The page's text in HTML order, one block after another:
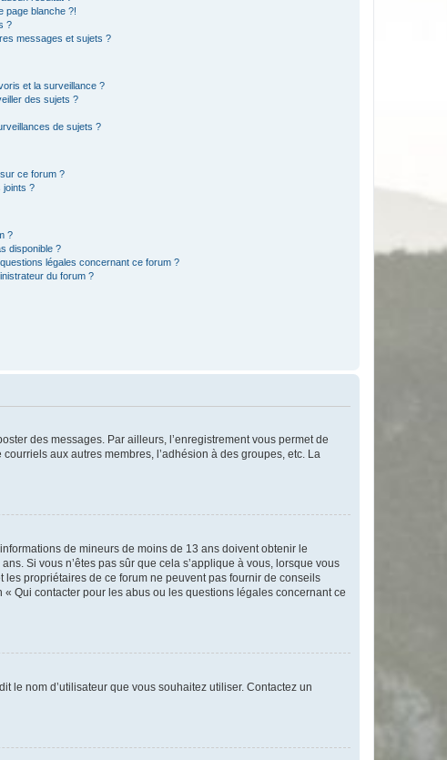
page blanche ?!
?
messages et sujets ?
et la surveillance ?
des sujets ?
de sujets ?
ce forum ?
joints ?
?
disponible ?
légales concernant ce forum ?
du forum ?
des messages. Par ailleurs, l’enregistrement vous permet de
aux autres membres, l’adhésion à des groupes, etc. La
de mineurs de moins de 13 ans doivent obtenir le
Si vous n’êtes pas sûr que cela s’applique à vous, lorsque vous
propriétaires de ce forum ne peuvent pas fournir de conseils
Qui contacter pour les abus ou les questions légales concernant ce
le nom d’utilisateur que vous souhaitez utiliser. Contactez un